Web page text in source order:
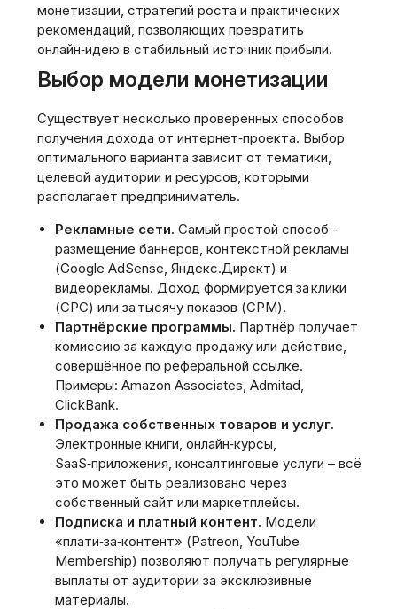
монетизации, стратегий роста и практических
рекомендаций, позволяющих превратить
онлайн‑идею в стабильный источник прибыли.
Выбор модели монетизации
Существует несколько проверенных способов
получения дохода от интернет‑проекта. Выбор
оптимального варианта зависит от тематики,
целевой аудитории и ресурсов, которыми
располагает предприниматель.
Рекламные сети. Самый простой способ –
размещение баннеров, контекстной рекламы
(Google AdSense, Яндекс.Директ) и
видеорекламы. Доход формируется за клики
(CPC) или за тысячу показов (CPM).
Партнёрские программы. Партнёр получает
комиссию за каждую продажу или действие,
совершённое по реферальной ссылке.
Примеры: Amazon Associates, Admitad,
ClickBank.
Продажа собственных товаров и услуг.
Электронные книги, онлайн‑курсы,
SaaS‑приложения, консалтинговые услуги – всё
это может быть реализовано через
собственный сайт или маркетплейсы.
Подписка и платный контент. Модели
«плати‑за‑контент» (Patreon, YouTube
Membership) позволяют получать регулярные
выплаты от аудитории за эксклюзивные
материалы.